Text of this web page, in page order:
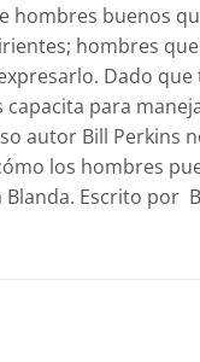
buenos
hombres
Dado
para
autor Bill
los hombres
Blanda. Escrito por